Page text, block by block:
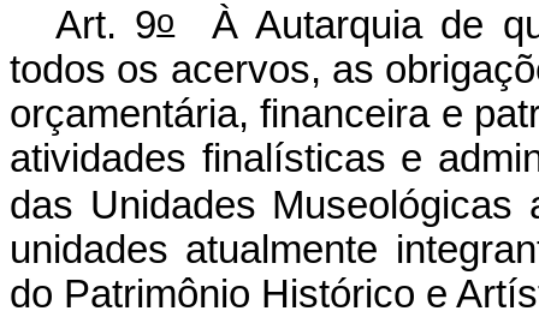
Art. 9oÀ Autarquia de
todos os acervos, as
orçamentária, financeira e
atividades finalísticas e
das Unidades
unidades atualmente
do Patrimônio Histórico e